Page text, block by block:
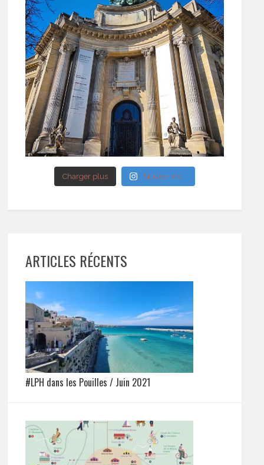
Charger plus Suivez-moi !
ARTICLES RÉCENTS
#LPH dans les Pouilles / Juin 2021